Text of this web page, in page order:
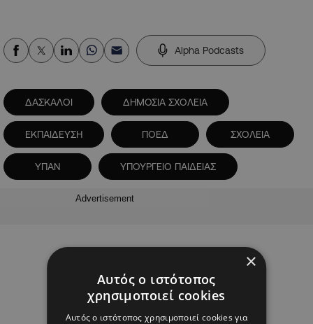
Alpha Podcasts
ΔΑΣΚΑΛΟΙ ΔΗΜΟΣΙΑ ΣΧΟΛΕΙΑ
ΕΚΠΑΙΔΕΥΣΗ ΠΟΕΔ ΣΧΟΛΕΙΑ
ΥΠΑΝ ΥΠΟΥΡΓΕΙΟ ΠΑΙΔΕΙΑΣ
Advertisement
×
Αυτός ο ιστότοπος
χρησιμοποιεί cookies
Αυτός ο ιστότοπος χρησιμοποιεί cookies για